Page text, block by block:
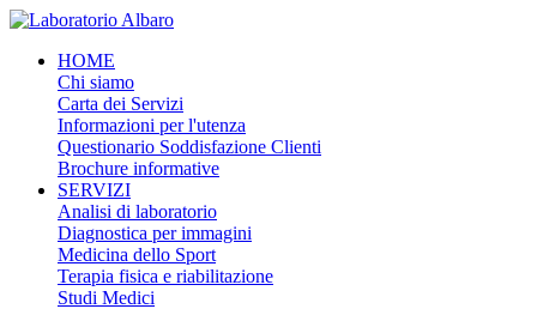
HOME
Chi siamo
Carta dei Servizi
Informazioni per l'utenza
Questionario Soddisfazione Clienti
Brochure informative
SERVIZI
Analisi di laboratorio
Diagnostica per immagini
Medicina dello Sport
Terapia fisica e riabilitazione
Studi Medici